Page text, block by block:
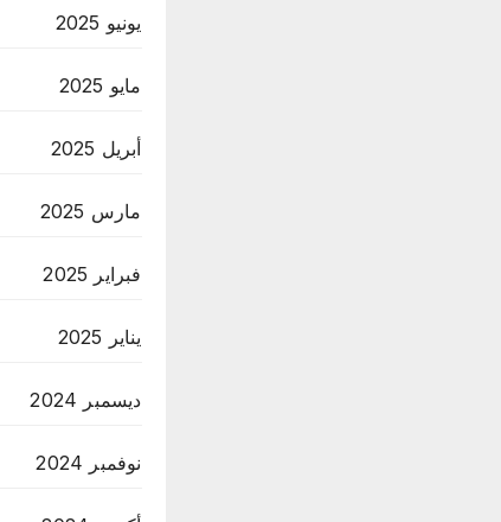
يونيو 2025
مايو 2025
أبريل 2025
مارس 2025
فبراير 2025
يناير 2025
ديسمبر 2024
نوفمبر 2024